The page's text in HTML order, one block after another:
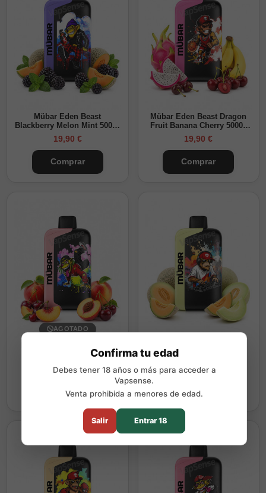
Mübar Eden Beast
Blackberry Melon Mint 50000
Puffs
19,90 €
Comprar
Mübar Eden Beast Dragon
Fruit Banana Cherry 50000
Puffs
19,90 €
Comprar
AGOTADO
Peach 50000 Puffs
19,90 €
Próximamente
Melon 50000 Puffs
19,90 €
Comprar
Confirma tu edad
Debes tener 18 años o más para acceder a
Vapsense.
Venta prohibida a menores de edad.
Salir Entrar 18